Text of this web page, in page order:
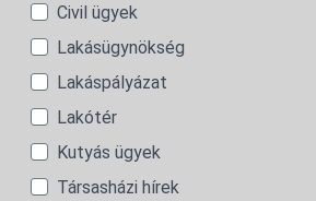
Civil ügyek
Lakásügynökség
Lakáspályázat
Lakótér
Kutyás ügyek
Társasházi hírek